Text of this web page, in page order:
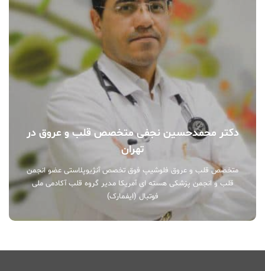
دکتر محمدحسین نجفی متخصص قلب و عروق در
تهران
متخصص قلب و عروق فلوشیپ فوق تخصص آنژیوپلاستی عضو انجمن
قلب و انجمن پزشکی هسته ای آمریکا مدیر گروه قلب آکادمی ملی
فوتبال (ایفمارک)